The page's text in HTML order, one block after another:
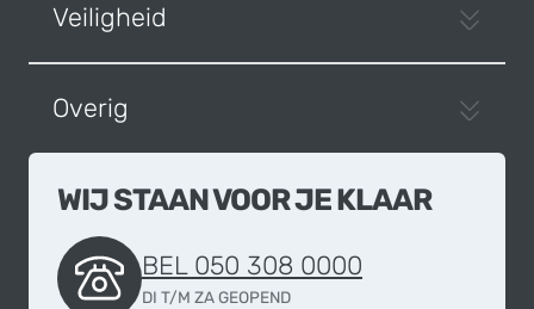
Veiligheid
Overig
WIJ STAAN VOOR JE KLAAR
BEL 050 308 0000
DI T/M ZA GEOPEND